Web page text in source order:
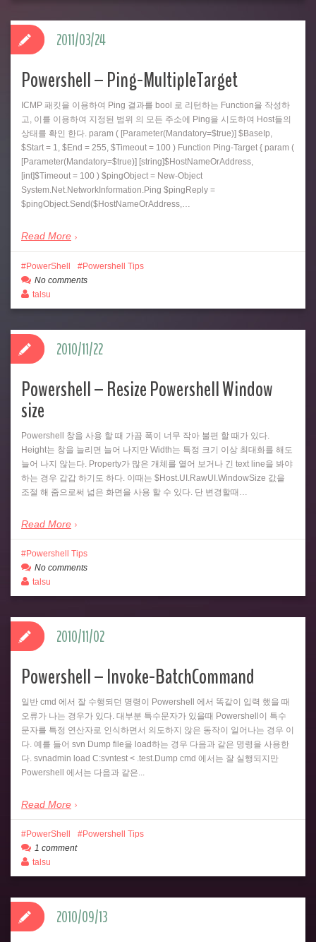
Powershell – Ping-MultipleTarget
ICMP 패킷을 이용하여 Ping 결과를 bool 로 리턴하는 Function을 작성하
고, 이를 이용하여 지정된 범위 의 모든 주소에 Ping을 시도하여 Host들의
상태를 확인 한다. param ( [Parameter(Mandatory=$true)] $BaseIp,
$Start = 1, $End = 255, $Timeout = 100 ) Function Ping-Target { param (
[Parameter(Mandatory=$true)] [string]$HostNameOrAddress,
[int]$Timeout = 100 ) $pingObject = New-Object
System.Net.NetworkInformation.Ping $pingReply =
$pingObject.Send($HostNameOrAddress,…
Read More
2011/03/24
PowerShell
Powershell Tips
No comments
talsu
Powershell – Resize Powershell Window
size
Powershell 창을 사용 할 때 가끔 폭이 너무 작아 불편 할 때가 있다.
Height는 창을 늘리면 늘어 나지만 Width는 특정 크기 이상 최대화를 해도
늘어 나지 않는다. Property가 많은 개체를 열어 보거나 긴 text line을 봐야
하는 경우 갑갑 하기도 하다. 이때는 $Host.UI.RawUI.WindowSize 값을
조절 해 줌으로써 넓은 화면을 사용 할 수 있다. 단 변경할때…
Read More
2010/11/22
Powershell Tips
No comments
talsu
Powershell – Invoke-BatchCommand
일반 cmd 에서 잘 수행되던 명령이 Powershell 에서 똑같이 입력 했을 때
오류가 나는 경우가 있다. 대부분 특수문자가 있을때 Powershell이 특수
문자를 특정 연산자로 인식하면서 의도하지 않은 동작이 일어나는 경우 이
다. 예를 들어 svn Dump file을 load하는 경우 다음과 같은 명령을 사용한
다. svnadmin load C:svntest < .test.Dump cmd 에서는 잘 실행되지만
Powershell 에서는 다음과 같은...
Read More
2010/11/02
PowerShell
Powershell Tips
1 comment
talsu
2010/09/13